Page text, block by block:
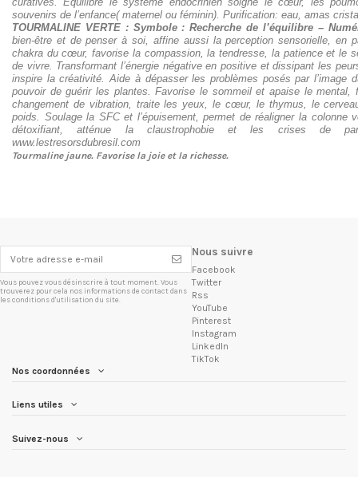
souvenirs de l’enfance( maternel ou féminin). Purification: eau, amas
TOURMALINE VERTE : Symbole : Recherche de l’équilibre –
bien-être et de penser à soi, affine aussi la perception sensorielle, en
chakra du cœur, favorise la compassion, la tendresse, la patience et le
de vivre. Transformant l’énergie négative en positive et dissipant les
inspire la créativité. Aide à dépasser les problèmes posés par
pouvoir de guérir les plantes. Favorise le sommeil et apaise le
changement de vibration, traite les yeux, le cœur, le thymus, le
poids. Soulage la SFC et l’épuisement, permet de réaligner la
détoxifiant, atténue la claustrophobie et les crises de
www.lestresorsdubresil.com
Tourmaline jaune. Favorise la joie et la richesse.
Vous pouvez vous désinscrire à tout moment. Vous
trouverez pour cela nos informations de contact dans
les conditions d'utilisation du site.
Nous suivre
Facebook
Twitter
Rss
YouTube
Pinterest
Instagram
LinkedIn
TikTok
Nos coordonnées
Liens utiles
Suivez-nous